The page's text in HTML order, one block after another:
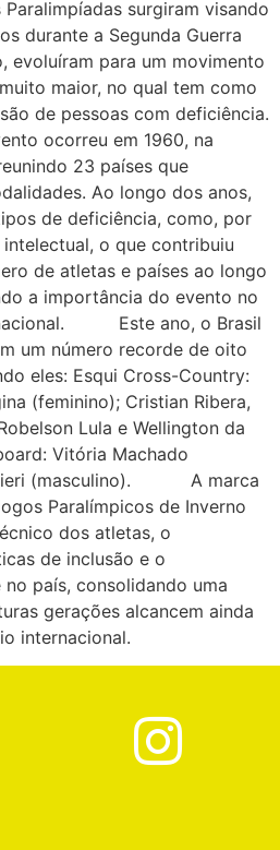
surgiram visando
durante a Segunda Guerra
evoluíram para um movimento
maior, no qual tem como
de pessoas com deficiência.
ocorreu em 1960, na
23 países que
Ao longo dos anos,
de deficiência, como, por
o que contribuiu
de atletas e países ao longo
a importância do evento no
Este ano, o Brasil
um número recorde de oito
eles: Esqui Cross-Country:
(feminino); Cristian Ribera,
Lula e Wellington da
Vitória Machado
(masculino). A marca
Paralímpicos de Inverno
dos atletas, o
de inclusão e o
país, consolidando uma
gerações alcancem ainda
internacional.